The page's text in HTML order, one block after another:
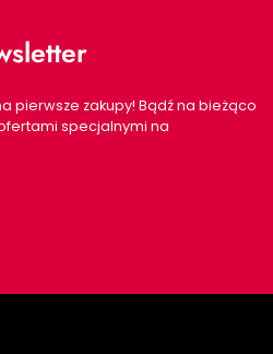
pierwsze zakupy! Bądź na bieżąco
specjalnymi na